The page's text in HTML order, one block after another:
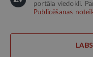
portāla viedokli.
Publicēšanas